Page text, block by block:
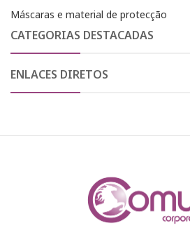
Máscaras e material de protecção
CATEGORIAS DESTACADAS
ENLACES DIRETOS